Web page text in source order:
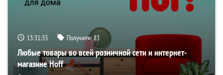
13:31:32 Получили:83
Любые товары во всей розничной сети и интернет-
магазине Hoff